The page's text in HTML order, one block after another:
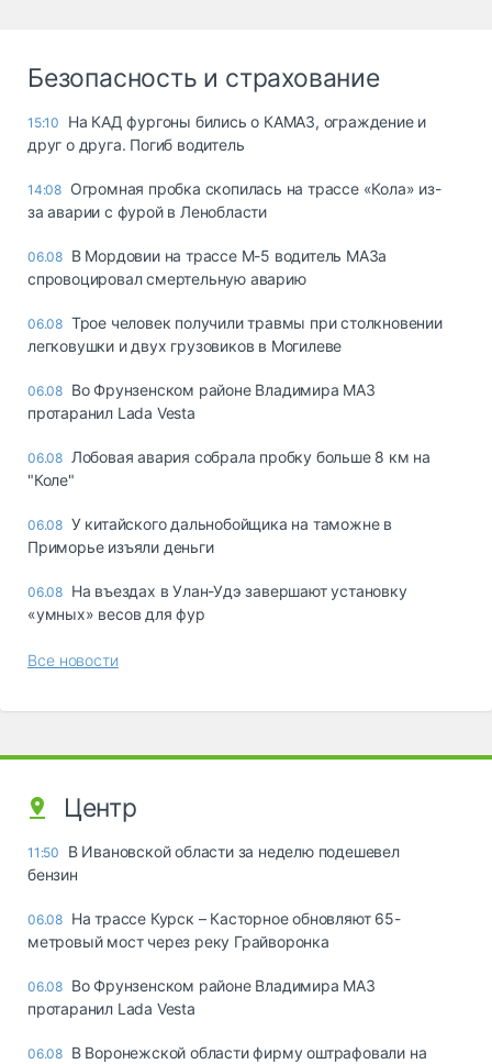
Безопасность и страхование
15:10
На КАД фургоны бились о КАМАЗ, ограждение и
друг о друга. Погиб водитель
14:08 Огромная пробка скопилась на трассе «Кола» из-
за аварии с фурой в Ленобласти
06.08 В Мордовии на трассе М-5 водитель МАЗа
спровоцировал смертельную аварию
06.08 Трое человек получили травмы при столкновении
легковушки и двух грузовиков в Могилеве
06.08 Во Фрунзенском районе Владимира МАЗ
протаранил Lada Vesta
06.08 Лобовая авария собрала пробку больше 8 км на
"Коле"
06.08 У китайского дальнобойщика на таможне в
Приморье изъяли деньги
06.08 Ha въeздax в Улaн-Удэ зaвepшaют ycтaнoвкy
«yмныx» вecoв для фyp
Все новости
Центр
11:50
В Ивановской области за неделю подешевел
бензин
06.08 На трассе Курск – Касторное обновляют 65-
метровый мост через реку Грайворонка
06.08 Во Фрунзенском районе Владимира МАЗ
протаранил Lada Vesta
06.08 В Воронежской области фирму оштрафовали на